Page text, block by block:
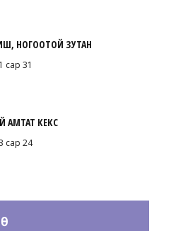
НОГООТОЙ ЗУТАН
сар 31
АМТАТ КЕКС
сар 24